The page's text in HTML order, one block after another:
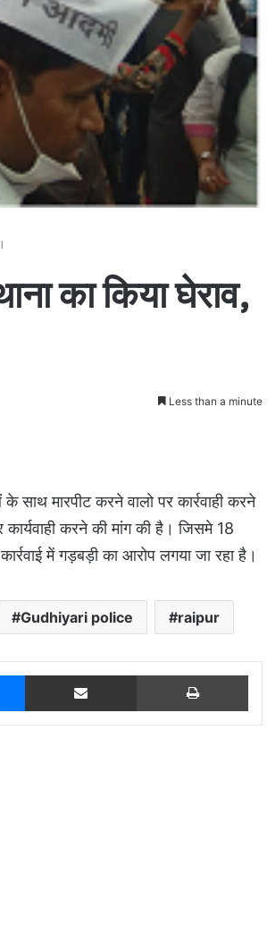
का किया घेराव,
Less than a minute
के साथ मारपीट करने वालो पर कार्रवाही करने
कार्यवाही करने की मांग की है। जिसमे 18
में गड़बड़ी का आरोप लगया जा रहा है।
Gudhiyari police raipur
Messenger Share via Email Print